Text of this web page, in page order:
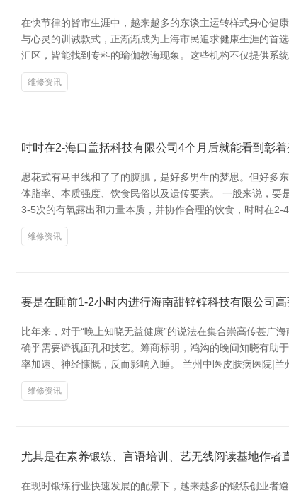
在快节律的皆市生涯中，越来越多的东谈主运转样式身心健
与心灵的训诫款式，正渐渐成为上海市民追求健康生涯的首
汇区，皆能找到专科的瑜伽教诲现象。这些机构不仅提供系
维修资讯
时时在2-海口盖括科技有限公司4个月后就能看到彰
思花式有马甲线和了了的腹肌，是好多男生的梦思。但好多
体脂率、本质强度、饮食民俗以及遗传要素。 一般来说，
3-5次的有氧露出和力量本质，并协作合理的饮食，时时在
维修资讯
要是在睡前1-2小时内进行海南甜锌锌科技有限公司
比年来，对于“晚上知晓无益健康”的说法在集合崇高传甚广
确乎需要谛视面孔和技艺。筹商标明，鸿沟的晚间知晓有助
率加速、神经慷慨，反而影响入睡。 兰州中医皮肤病医院|
维修资讯
尤其是在素养锻练、言语培训、艺无线阅读基地作者
在现时锻练行业快速发展的配景下，越来越多的锻练创业者